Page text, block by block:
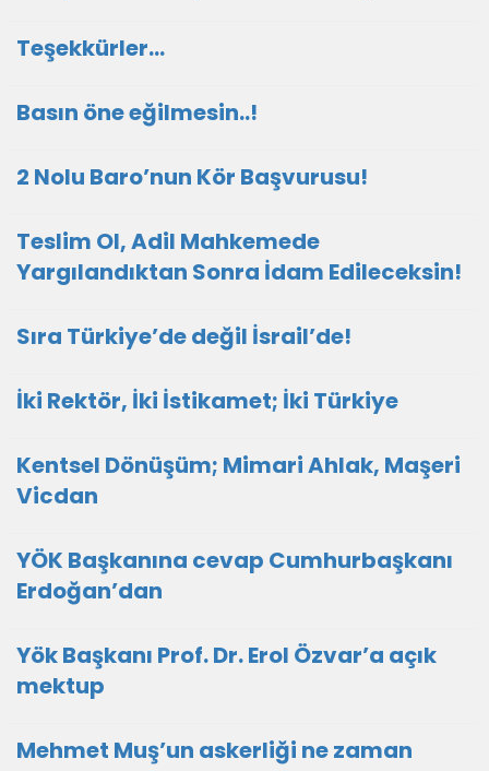
Teşekkürler…
Basın öne eğilmesin..!
2 Nolu Baro’nun Kör Başvurusu!
Teslim Ol, Adil Mahkemede
Yargılandıktan Sonra İdam Edileceksin!
Sıra Türkiye’de değil İsrail’de!
İki Rektör, İki İstikamet; İki Türkiye
Kentsel Dönüşüm; Mimari Ahlak, Maşeri
Vicdan
YÖK Başkanına cevap Cumhurbaşkanı
Erdoğan’dan
Yök Başkanı Prof. Dr. Erol Özvar’a açık
mektup
Mehmet Muş’un askerliği ne zaman